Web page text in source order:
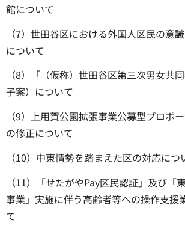
館について
（7）世田谷区における外国人区民の意
について
（8）「（仮称）世田谷区第三次男女共
子案）について
（9）上用賀公園拡張事業公募型プロポ
の修正について
（10）中東情勢を踏まえた区の対応につ
（11）「せたがやPay区民認証」及び「
事業」実施に伴う高齢者等への操作支援
て